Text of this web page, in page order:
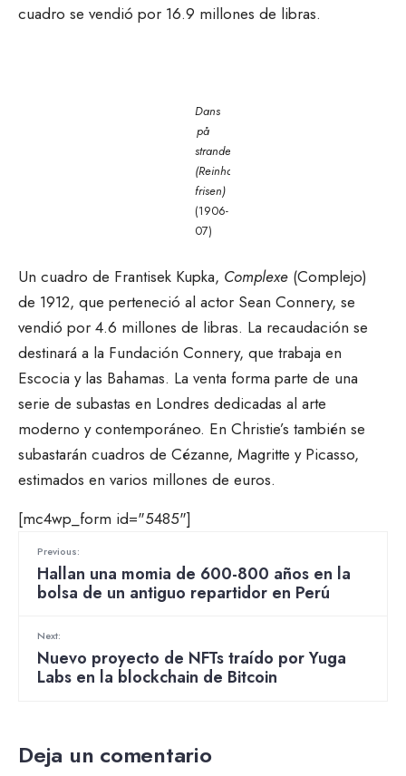
cuadro se vendió por 16.9 millones de libras.
Dans
på
stranden
(Reinhardt-
frisen)
(1906-
07)
Un cuadro de Frantisek Kupka, Complexe (Complejo)
de 1912, que perteneció al actor Sean Connery, se
vendió por 4.6 millones de libras. La recaudación se
destinará a la Fundación Connery, que trabaja en
Escocia y las Bahamas. La venta forma parte de una
serie de subastas en Londres dedicadas al arte
moderno y contemporáneo. En Christie’s también se
subastarán cuadros de Cézanne, Magritte y Picasso,
estimados en varios millones de euros.
[mc4wp_form id="5485"]
Previous:
Hallan una momia de 600-800 años en la
bolsa de un antiguo repartidor en Perú
Next:
Nuevo proyecto de NFTs traído por Yuga
Labs en la blockchain de Bitcoin
Deja un comentario